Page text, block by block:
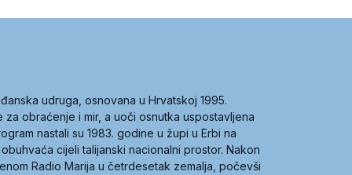
udruga, osnovana u Hrvatskoj 1995.
obraćenje i mir, a uoči osnutka uspostavljena
nastali su 1983. godine u župi u Erbi na
cijeli talijanski nacionalni prostor. Nakon
Radio Marija u četrdesetak zemalja, počevši